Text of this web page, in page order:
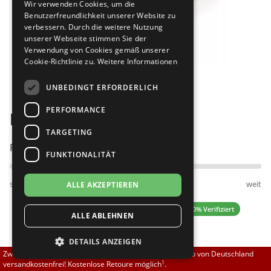
Brautschuhe
Sneaker
Übergrößen 43-44
Flexerinas
Merlet
Nueva Epoca
RayRose
Rummos
Rumpf
SoDanca
TopTanz
Bilder
Diamant 192-425-621
Passt am besten bei Fußweite:
schmal normal weit
4.00 (1 Bewertungen) ✓ 100% Verifiziert
144,50 EUR
Zwischen 70,00 EUR und 800,00 EUR liefern wir innerhalb von Deutschland
versandkostenfrei! Kostenlose Retoure möglich1.
Wir verwenden Cookies, um die
Benutzerfreundlichkeit unserer Website zu
verbessern. Durch die weitere Nutzung
unserer Webseite stimmen Sie der
Verwendung von Cookies gemäß unserer
Cookie-Richtlinie zu. Weitere Informationen
UNBEDINGT ERFORDERLICH
PERFORMANCE
TARGETING
FUNKTIONALITÄT
ALLE AKZEPTIEREN
ALLE ABLEHNEN
DETAILS ANZEIGEN